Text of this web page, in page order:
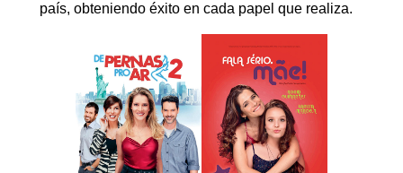
país, obteniendo éxito en cada papel que realiza.